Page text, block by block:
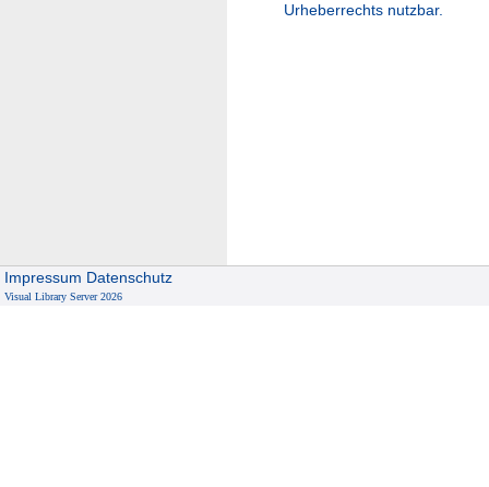
Urheberrechts nutzbar.
Impressum Datenschutz
Visual Library Server 2026